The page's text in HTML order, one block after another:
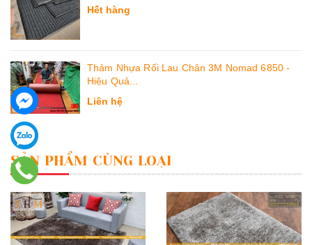
Hết hàng
Thảm Nhựa Rối Lau Chân 3M Nomad 6850 -
Hiệu Quả...
Liên hệ
SẢN PHẨM CÙNG LOẠI